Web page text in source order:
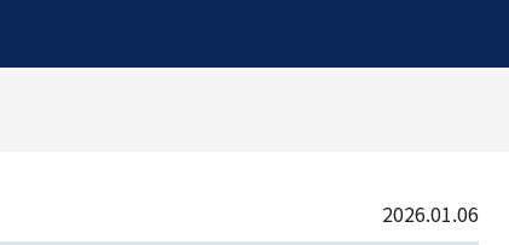
2026.01.06